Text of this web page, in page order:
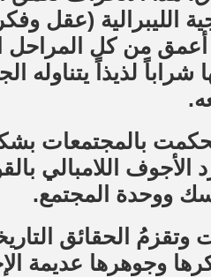
الليبرالية (عقل
من كل المراحل
لذيذاً يتناوله
بالمجتمعات
الأجوف اللامبالي
ووحدة المجتمع.
وتقزمُ الحقائق
وجوهرها عديمة